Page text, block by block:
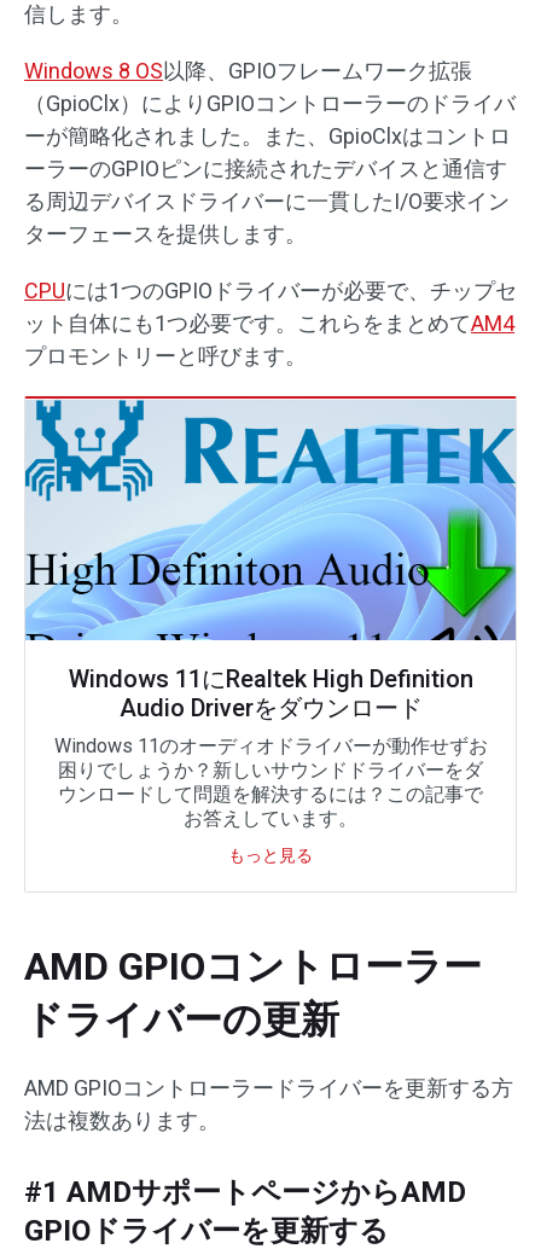
信します。
Windows 8 OS以降、GPIOフレームワーク拡張
（GpioClx）によりGPIOコントローラーのドライバ
ーが簡略化されました。また、GpioClxはコントロ
ーラーのGPIOピンに接続されたデバイスと通信す
る周辺デバイスドライバーに一貫したI/O要求イン
ターフェースを提供します。
CPUには1つのGPIOドライバーが必要で、チップセ
ット自体にも1つ必要です。これらをまとめてAM4
プロモントリーと呼びます。
Windows 11にRealtek High Definition
Audio Driverをダウンロード
Windows 11のオーディオドライバーが動作せずお
困りでしょうか？新しいサウンドドライバーをダ
ウンロードして問題を解決するには？この記事で
お答えしています。
もっと見る
AMD GPIOコントローラー
ドライバーの更新
AMD GPIOコントローラードライバーを更新する方
法は複数あります。
#1 AMDサポートページからAMD
GPIOドライバーを更新する